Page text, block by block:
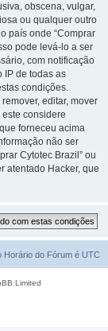
obscena, vulgar,
ou qualquer outro
país onde “Comprar
pode levá-lo a ser
com notificação
IP de todas as
condições.
editar, mover
considere
forneceu acima
não ser
Cytotec Brazil” ou
atentado Hacker, que
Horário do Fórum é UTC
Limited